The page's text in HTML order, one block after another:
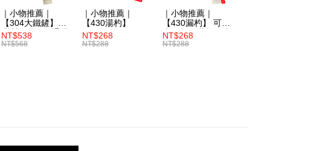
menyelesaikan pembayaran anda melalui salah satu saluran berikut:
kod bar kedai serbaneka, kedai runcit Taiwan Mobile, pemindahan bank,
JKOPay, atau iPASS MONEY.
｜小物推薦｜
【304大鐵鏟】台
灣製不鏽鋼／通過
食品SGS認證
NT$538
NT$568
｜小物推薦｜
【430湯杓】
NT$268
NT$288
｜小物推薦｜
【430漏杓】 可當
水餃杓、撈杓、油
炸杓、麵杓
NT$268
NT$288